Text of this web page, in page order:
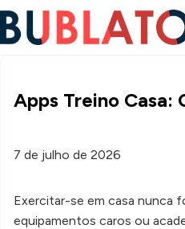
Apps Treino
7 de julho de 2026
Exercitar-se em casa nunca
equipamentos caros ou